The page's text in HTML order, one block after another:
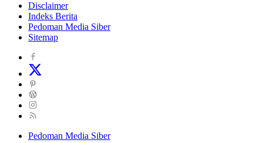
Disclaimer
Indeks Berita
Pedoman Media Siber
Sitemap
Pedoman Media Siber